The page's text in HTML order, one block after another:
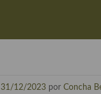
31/12/2023 por Concha